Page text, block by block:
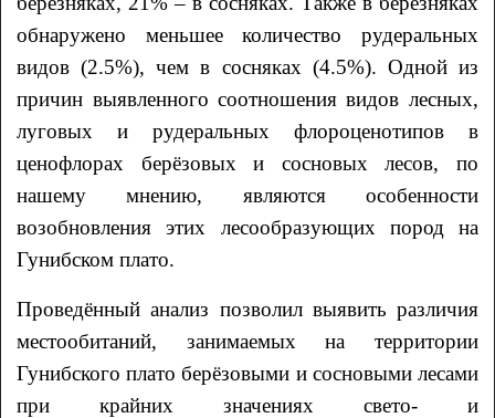
обнаружено меньшее количество рудеральных
видов (2.5%), чем в сосняках (4.5%). Одной из
причин выявленного соотношения видов лесных,
луговых и рудеральных флороценотипов в
ценофлорах берёзовых и сосновых лесов, по
нашему мнению, являются особенности
возобновления этих лесообразующих пород на
Гунибском плато.
Проведённый анализ позволил выявить различия
местообитаний, занимаемых на территории
Гунибского плато берёзовыми и сосновыми лесами
при крайних значениях свето- и